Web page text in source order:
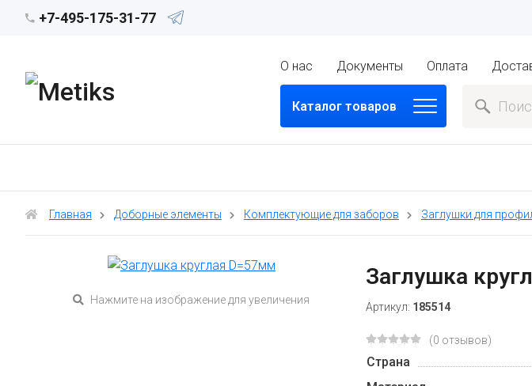
+7-495-175-31-77
О нас Документы Оплата
Каталог товаров
Главная Доборные элементы Комплектующие для заборов Заглушки для
Нажмите на изображение для увеличения
Заглушка
Артикул: 185514
(0 отзывов)
Страна